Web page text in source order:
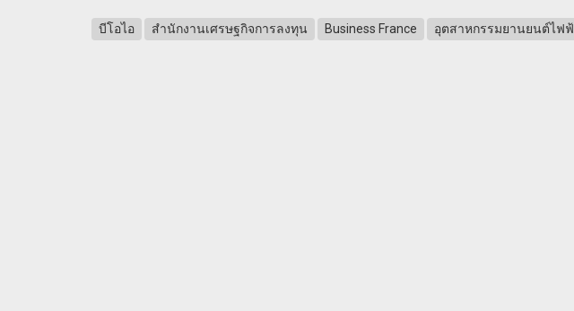
บีโอไอ สำนักงานเศรษฐกิจการลงทุน Business France อุตสาหกรรมยานยนต์ไฟ